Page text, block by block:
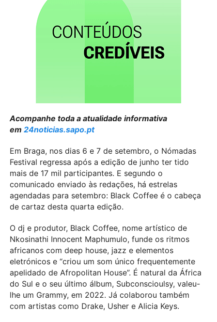
Acompanhe toda a atualidade informativa
em 24noticias.sapo.pt
Em Braga, nos dias 6 e 7 de setembro, o Nómadas
Festival regressa após a edição de junho ter tido
mais de 17 mil participantes. E segundo o
comunicado enviado às redações, há estrelas
agendadas para setembro: Black Coffee é o cabeça
de cartaz desta quarta edição.
O dj e produtor, Black Coffee, nome artístico de
Nkosinathi Innocent Maphumulo, funde os ritmos
africanos com deep house, jazz e elementos
eletrónicos e “criou um som único frequentemente
apelidado de Afropolitan House”. É natural da África
do Sul e o seu último álbum, Subconscioulsy, valeu-
lhe um Grammy, em 2022. Já colaborou também
com artistas como Drake, Usher e Alicia Keys.